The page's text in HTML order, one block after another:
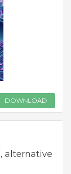
DOWNLOAD
alternative